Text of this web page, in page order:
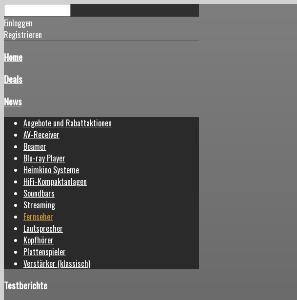
Einloggen
Registrieren
Home
Deals
News
Angebote und Rabattaktionen
AV-Receiver
Beamer
Blu-ray Player
Heimkino Systeme
HiFi-Kompaktanlagen
Soundbars
Streaming
Fernseher
Lautsprecher
Kopfhörer
Plattenspieler
Verstärker (klassisch)
Testberichte